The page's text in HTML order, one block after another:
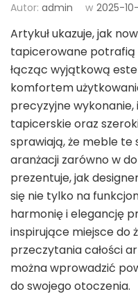
Autor: admin w 2025-
Artykuł ukazuje, jak
tapicerowane potrafią
łącząc wyjątkową
komfortem
precyzyjne
tapicerskie oraz
sprawiają, że meble
aranżacji zarówno w
prezentuje, jak
się nie tylko na
harmonię i elegancję
inspirujące miejsce do
przeczytania całości
można wprowadzić
do swojego otoczenia.